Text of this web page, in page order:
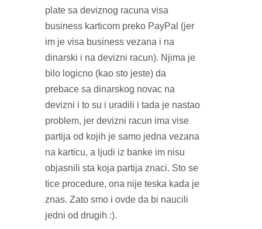
plate sa deviznog racuna visa
business karticom preko PayPal (jer
im je visa business vezana i na
dinarski i na devizni racun). Njima je
bilo logicno (kao sto jeste) da
prebace sa dinarskog novac na
devizni i to su i uradili i tada je nastao
problem, jer devizni racun ima vise
partija od kojih je samo jedna vezana
na karticu, a ljudi iz banke im nisu
objasnili sta koja partija znaci. Sto se
tice procedure, ona nije teska kada je
znas. Zato smo i ovde da bi naucili
jedni od drugih :).